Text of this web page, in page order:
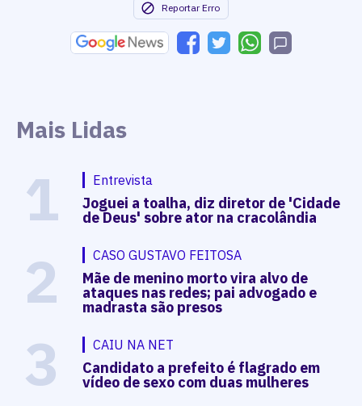
Reportar Erro
Mais Lidas
1 Entrevista
Joguei a toalha, diz diretor de 'Cidade
de Deus' sobre ator na cracolândia
2 CASO GUSTAVO FEITOSA
Mãe de menino morto vira alvo de
ataques nas redes; pai advogado e
madrasta são presos
3 CAIU NA NET
Candidato a prefeito é flagrado em
vídeo de sexo com duas mulheres